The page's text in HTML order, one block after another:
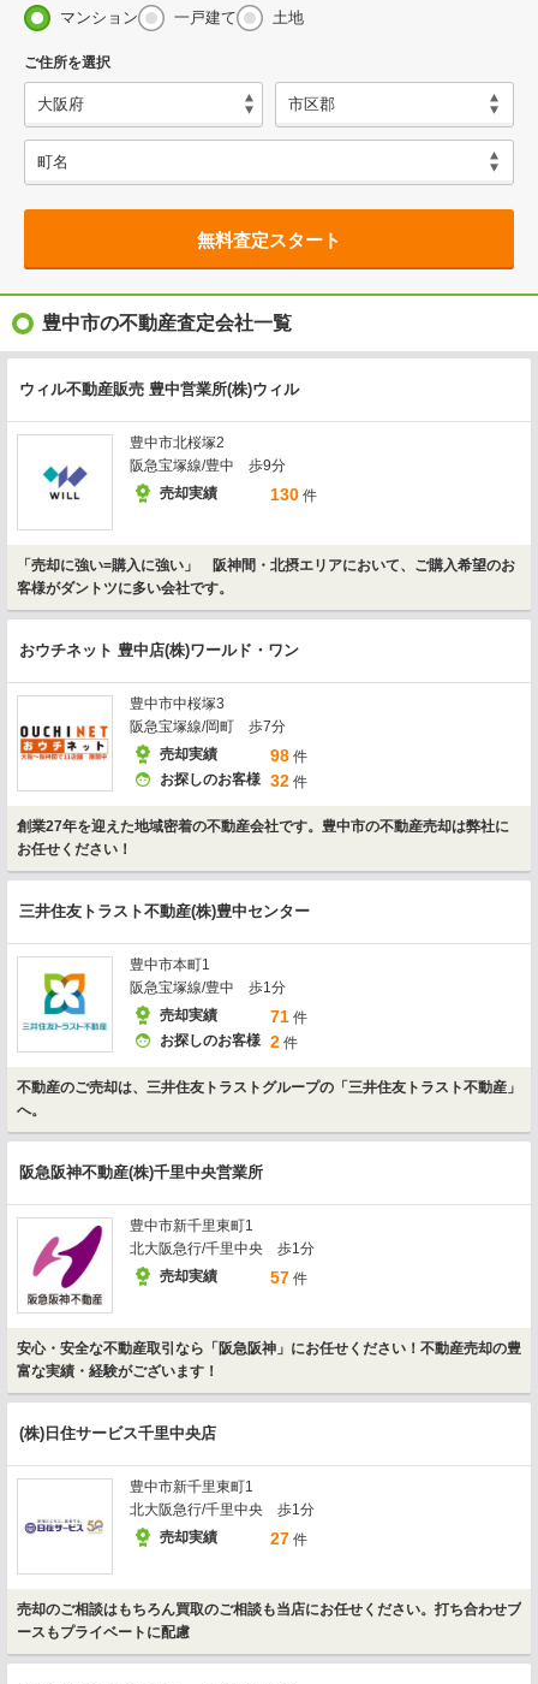
マンション 一戸建て 土地
ご住所を選択
無料査定スタート
豊中市の不動産査定会社一覧
ウィル不動産販売 豊中営業所(株)ウィル
豊中市北桜塚2
阪急宝塚線/豊中 歩9分
売却実績
130 件
「売却に強い=購入に強い」 阪神間・北摂エリアにおいて、ご購入希望のお
客様がダントツに多い会社です。
おウチネット 豊中店(株)ワールド・ワン
豊中市中桜塚3
阪急宝塚線/岡町 歩7分
売却実績
98 件
お探しのお客様 32 件
創業27年を迎えた地域密着の不動産会社です。豊中市の不動産売却は弊社に
お任せください！
三井住友トラスト不動産(株)豊中センター
豊中市本町1
阪急宝塚線/豊中 歩1分
売却実績
71 件
お探しのお客様 2 件
不動産のご売却は、三井住友トラストグループの「三井住友トラスト不動産」
へ。
阪急阪神不動産(株)千里中央営業所
豊中市新千里東町1
北大阪急行/千里中央 歩1分
売却実績
57 件
安心・安全な不動産取引なら「阪急阪神」にお任せください！不動産売却の豊
富な実績・経験がございます！
(株)日住サービス千里中央店
豊中市新千里東町1
北大阪急行/千里中央 歩1分
売却実績
27 件
売却のご相談はもちろん買取のご相談も当店にお任せください。打ち合わせブ
ースもプライベートに配慮